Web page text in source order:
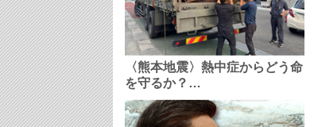
〈熊本地震〉熱中症からどう命
を守るか？…